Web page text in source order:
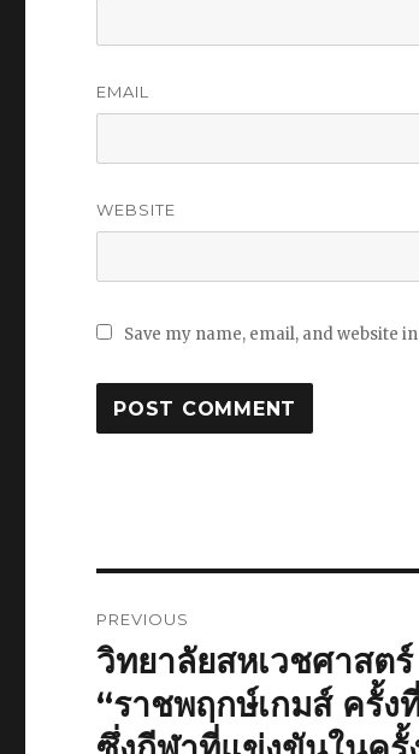
EMAIL
WEBSITE
Save my name, email, and website
navigation
PREVIOUS
Previous
post:
วิทยาลัยสหเวชศาสต
“ราชพฤกษ์เกมส์ ครั้